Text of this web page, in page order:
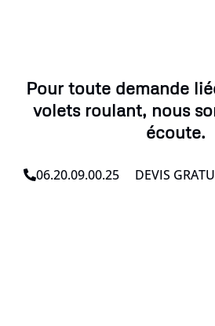
Pour toute demande
volets roulant, nous
écoute.
06.20.09.00.25 DEVIS